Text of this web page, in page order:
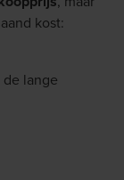
kost:
lange